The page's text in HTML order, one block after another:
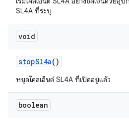
SL4A ที่ระบุ
void
stopSl4a()
หยุดไคลเอ็นต์ SL4A ที่เปิดอยู่แล้ว
boolean